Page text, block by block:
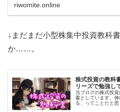
riwomite.online
↓まだまだ小型株集中投資教科
か……。
株式投資の教科
リーズで勉強し
当ブログの株式投
書としています。
る、ってことだと